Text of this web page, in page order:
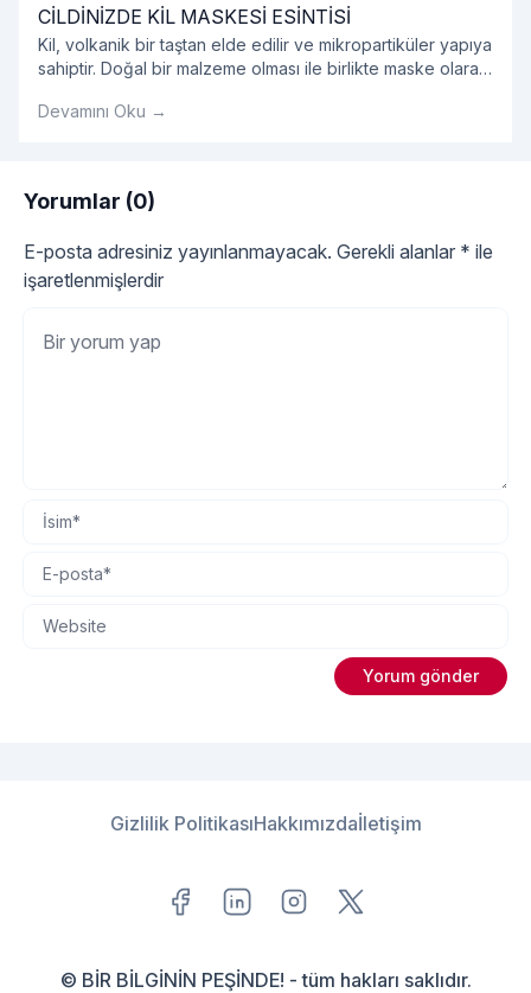
CİLDİNİZDE KİL MASKESİ ESİNTİSİ
Kil, volkanik bir taştan elde edilir ve mikropartiküler yapıya
sahiptir. Doğal bir malzeme olması ile birlikte maske olarak
Devamını Oku →
Yorumlar (0)
E-posta adresiniz yayınlanmayacak. Gerekli alanlar * ile
işaretlenmişlerdir
Gizlilik PolitikasıHakkımızdaİletişim
© BİR BİLGİNİN PEŞİNDE! - tüm hakları saklıdır.